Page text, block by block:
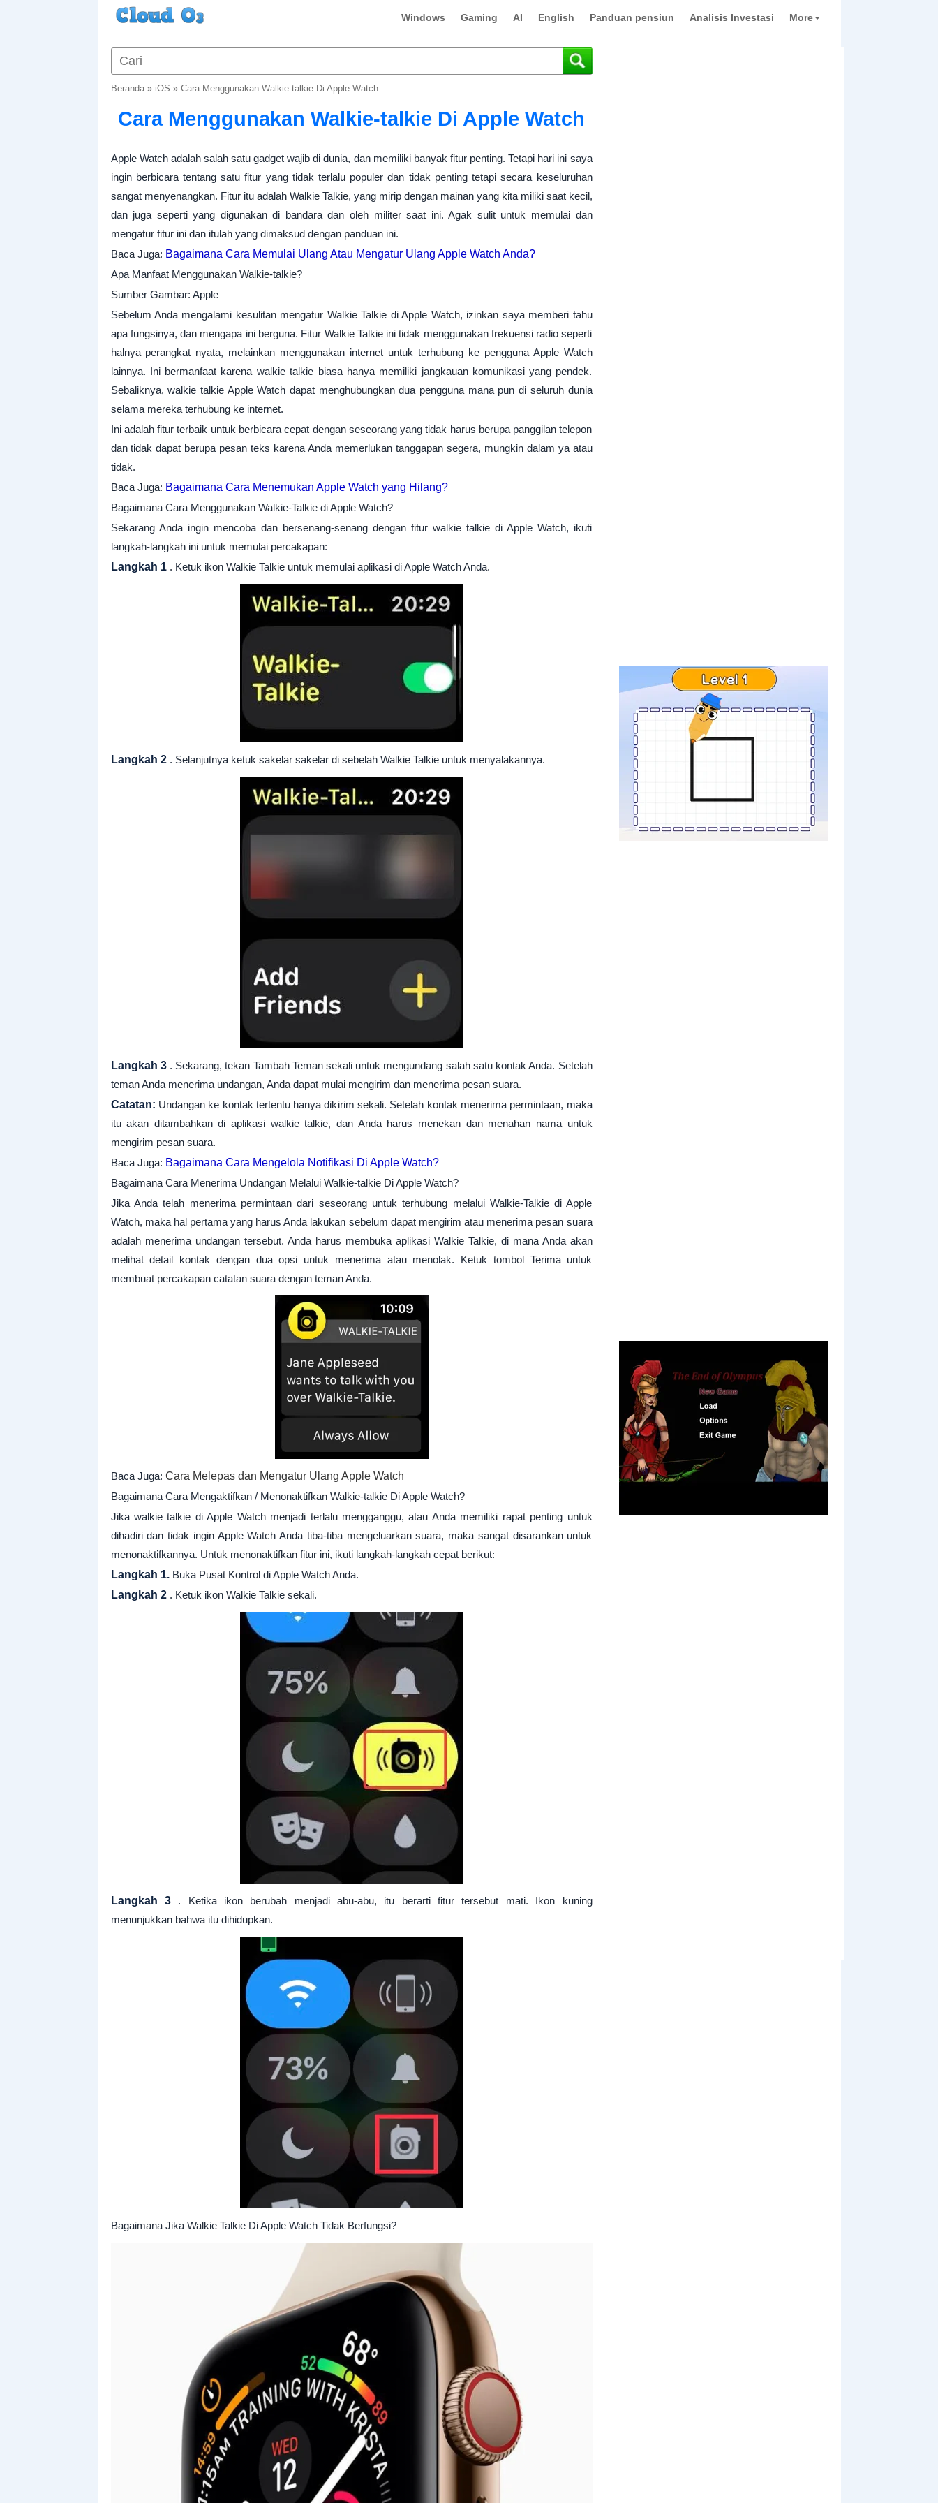
Windows Gaming AI English Panduan pensiun Analisis Investasi More
Beranda» iOS » Cara Menggunakan Walkie-talkie Di Apple Watch
Cara Menggunakan Walkie-talkie Di Apple Watch
Apple Watch adalah salah satu gadget wajib di dunia, dan memiliki banyak fitur penting. Tetapi hari ini saya
ingin berbicara tentang satu fitur yang tidak terlalu populer dan tidak penting tetapi secara keseluruhan
sangat menyenangkan. Fitur itu adalah Walkie Talkie, yang mirip dengan mainan yang kita miliki saat kecil,
dan juga seperti yang digunakan di bandara dan oleh militer saat ini. Agak sulit untuk memulai dan
mengatur fitur ini dan itulah yang dimaksud dengan panduan ini.
Baca Juga: Bagaimana Cara Memulai Ulang Atau Mengatur Ulang Apple Watch Anda?
Apa Manfaat Menggunakan Walkie-talkie?
Sumber Gambar: Apple
Sebelum Anda mengalami kesulitan mengatur Walkie Talkie di Apple Watch, izinkan saya memberi tahu
apa fungsinya, dan mengapa ini berguna. Fitur Walkie Talkie ini tidak menggunakan frekuensi radio seperti
halnya perangkat nyata, melainkan menggunakan internet untuk terhubung ke pengguna Apple Watch
lainnya. Ini bermanfaat karena walkie talkie biasa hanya memiliki jangkauan komunikasi yang pendek.
Sebaliknya, walkie talkie Apple Watch dapat menghubungkan dua pengguna mana pun di seluruh dunia
selama mereka terhubung ke internet.
Ini adalah fitur terbaik untuk berbicara cepat dengan seseorang yang tidak harus berupa panggilan telepon
dan tidak dapat berupa pesan teks karena Anda memerlukan tanggapan segera, mungkin dalam ya atau
tidak.
Baca Juga: Bagaimana Cara Menemukan Apple Watch yang Hilang?
Bagaimana Cara Menggunakan Walkie-Talkie di Apple Watch?
Sekarang Anda ingin mencoba dan bersenang-senang dengan fitur walkie talkie di Apple Watch, ikuti
langkah-langkah ini untuk memulai percakapan:
Langkah 1. Ketuk ikon Walkie Talkie untuk memulai aplikasi di Apple Watch Anda.
Langkah 2. Selanjutnya ketuk sakelar sakelar di sebelah Walkie Talkie untuk menyalakannya.
Langkah 3. Sekarang, tekan Tambah Teman sekali untuk mengundang salah satu kontak Anda. Setelah
teman Anda menerima undangan, Anda dapat mulai mengirim dan menerima pesan suara.
Catatan: Undangan ke kontak tertentu hanya dikirim sekali. Setelah kontak menerima permintaan, maka
itu akan ditambahkan di aplikasi walkie talkie, dan Anda harus menekan dan menahan nama untuk
mengirim pesan suara.
Baca Juga: Bagaimana Cara Mengelola Notifikasi Di Apple Watch?
Bagaimana Cara Menerima Undangan Melalui Walkie-talkie Di Apple Watch?
Jika Anda telah menerima permintaan dari seseorang untuk terhubung melalui Walkie-Talkie di Apple
Watch, maka hal pertama yang harus Anda lakukan sebelum dapat mengirim atau menerima pesan suara
adalah menerima undangan tersebut. Anda harus membuka aplikasi Walkie Talkie, di mana Anda akan
melihat detail kontak dengan dua opsi untuk menerima atau menolak. Ketuk tombol Terima untuk
membuat percakapan catatan suara dengan teman Anda.
Baca Juga: Cara Melepas dan Mengatur Ulang Apple Watch
Bagaimana Cara Mengaktifkan / Menonaktifkan Walkie-talkie Di Apple Watch?
Jika walkie talkie di Apple Watch menjadi terlalu mengganggu, atau Anda memiliki rapat penting untuk
dihadiri dan tidak ingin Apple Watch Anda tiba-tiba mengeluarkan suara, maka sangat disarankan untuk
menonaktifkannya. Untuk menonaktifkan fitur ini, ikuti langkah-langkah cepat berikut:
Langkah 1.Buka Pusat Kontrol di Apple Watch Anda.
Langkah 2. Ketuk ikon Walkie Talkie sekali.
Langkah 3. Ketika ikon berubah menjadi abu-abu, itu berarti fitur tersebut mati. Ikon kuning
menunjukkan bahwa itu dihidupkan.
Bagaimana Jika Walkie Talkie Di Apple Watch Tidak Berfungsi?